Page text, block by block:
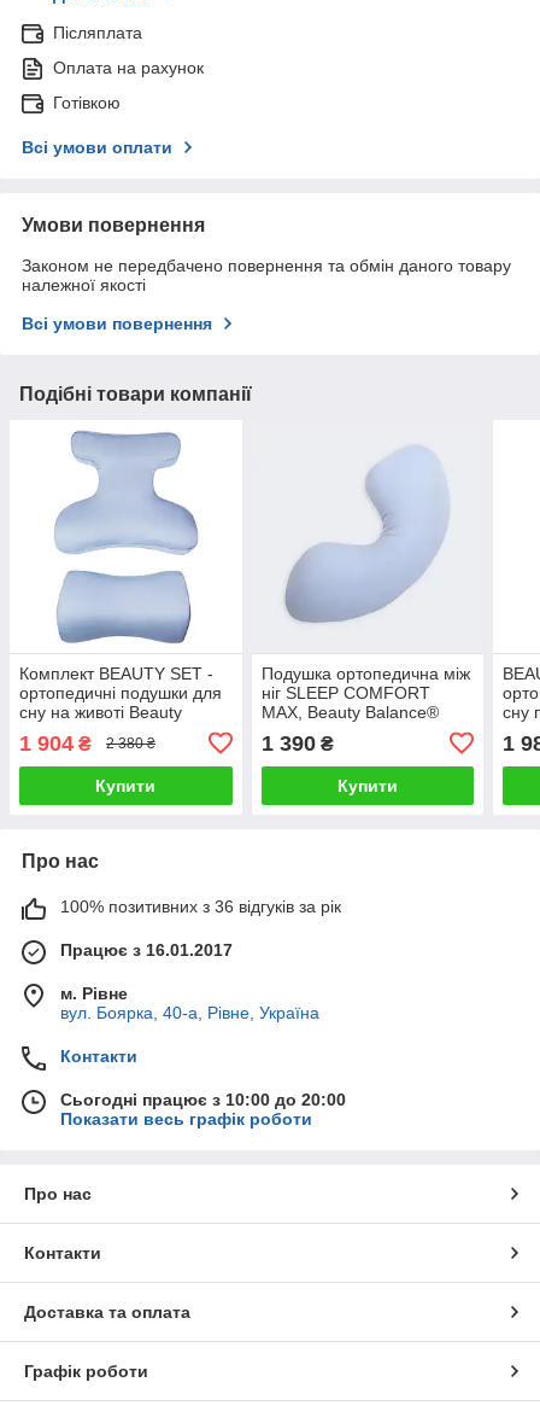
Післяплата
Оплата на рахунок
Готівкою
Всі умови оплати
Умови повернення
Законом не передбачено повернення та обмін даного товару
належної якості
Всі умови повернення
Подібні товари компанії
Комплект BEAUTY SET -
ортопедичні подушки для
сну на животі Beauty
Balance® (Face Pillow №1
& Roller Pillow №2) тенсел
блакитний
1 904 ₴ 2 380 ₴
Купити
Подушка ортопедична між
ніг SLEEP COMFORT
MAX, Beauty Balance®
1 390₴
Купити
сну
1
Про нас
100% позитивних з 36 відгуків за рік
Працює з 16.01.2017
м. Рівне
вул. Боярка, 40-а, Рівне, Україна
Контакти
Сьогодні працює з 10:00 до 20:00
Показати весь графік роботи
Про нас
Контакти
Доставка та оплата
Графік роботи